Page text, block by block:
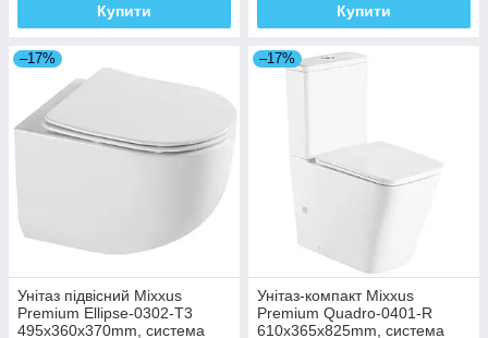
Купити Купити
–17%
Унітаз підвісний Mixxus
Premium Ellipse-0302-T3
495x360x370mm, система
–17%
Унітаз-компакт Mixxus
Premium Quadro-0401-R
610x365x825mm, система